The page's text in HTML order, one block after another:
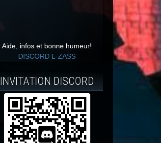
Aide, infos et bonne humeur!
DISCORD L-ZASS
INVITATION DISCORD